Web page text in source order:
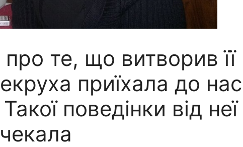
те, що витворив її
приїхала до нас
поведінки від неї